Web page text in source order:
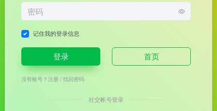
记住我的登录信息
登录 首页
没有账号？注册/找回密码
社交帐号登录